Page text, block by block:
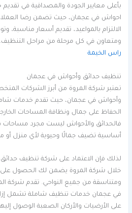
بأعلى معايير الجودة والمصداقية في
احواش في عجمان، حيث تضمن رضا
الالتزام بالمواعيد، تقديم أسعار مناسبة،
ومتعاون في كل مرحلة من مراحل التنظيف.
راس الخيمة
تنظيف حدائق وأحواش في عجمان
تعتبر شركة المروة من أبرز الشركات
وأحواش في عجمان، حيث تقدم خدمات
الحفاظ على جمال ونظافة المساحات
فالحدائق والأحواش ليست مجرد مساحات
أساسية تضيف جمالًا وحيوية لأي منزل
لذلك فإن الاعتماد على شركة تنظيف
خلال شركة المروة يضمن لك الحصول
ومتناسقة من جميع النواحي. تقدم شركة
في عجمان خدمات تنظيف شاملة تشمل إزالة
على الأرضيات والأركان الصعبة الوصول